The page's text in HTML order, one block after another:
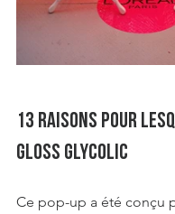
13 raisons pour
Gloss Glycolic
Ce pop-up a été conçu